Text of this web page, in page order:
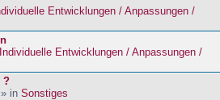
Entwicklungen / Anpassungen /
Individuelle Entwicklungen / Anpassungen /
?
in Sonstiges